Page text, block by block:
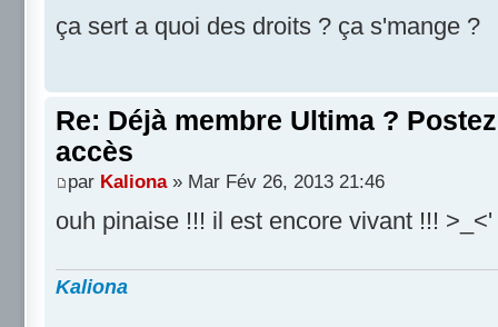
ça sert a quoi des droits ? ça s'mange ?
Re: Déjà membre Ultima ?
accès
par Kaliona» Mar Fév 26, 2013 21:46
ouh pinaise !!! il est encore vivant !!! >_<'
Kaliona